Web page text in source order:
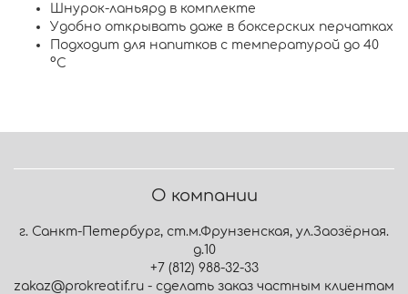
Шнурок-ланьярд в комплекте
Удобно открывать даже в боксерских перчатках
Подходит для напитков с температурой до 40
°C
О компании
г. Санкт-Петербург, ст.м.Фрунзенская, ул.Заозёрная.
д.10
+7 (812) 988-32-33
zakaz@prokreatif.ru - сделать заказ частным клиентам